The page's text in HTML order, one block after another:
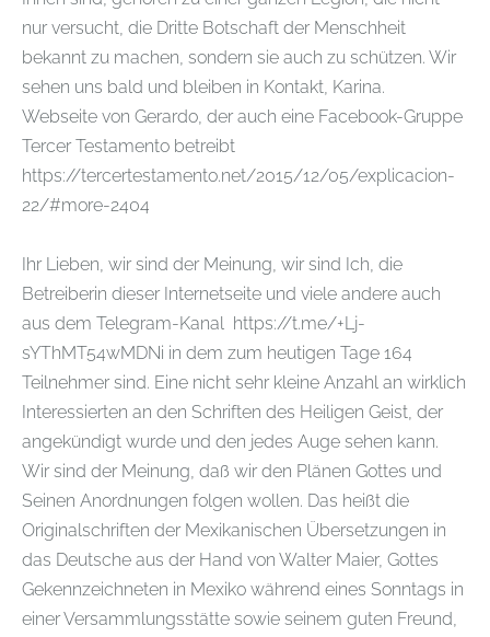
nur versucht, die Dritte Botschaft der Menschheit
bekannt zu machen, sondern sie auch zu schützen. Wir
sehen uns bald und bleiben in Kontakt, Karina.
Webseite von Gerardo, der auch eine Facebook-Gruppe
Tercer Testamento betreibt
https://tercertestamento.net/2015/12/05/explicacion-
22/#more-2404
Ihr Lieben, wir sind der Meinung, wir sind Ich, die
Betreiberin dieser Internetseite und viele andere auch
aus dem Telegram-Kanal https://t.me/+Lj-
sYThMT54wMDNi in dem zum heutigen Tage 164
Teilnehmer sind. Eine nicht sehr kleine Anzahl an wirklich
Interessierten an den Schriften des Heiligen Geist, der
angekündigt wurde und den jedes Auge sehen kann.
Wir sind der Meinung, daß wir den Plänen Gottes und
Seinen Anordnungen folgen wollen. Das heißt die
Originalschriften der Mexikanischen Übersetzungen in
das Deutsche aus der Hand von Walter Maier, Gottes
Gekennzeichneten in Mexiko während eines Sonntags in
einer Versammlungsstätte sowie seinem guten Freund,